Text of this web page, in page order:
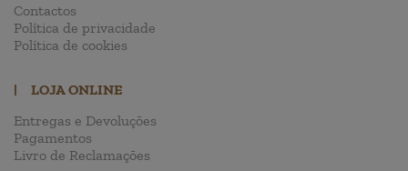
Contactos
Política de privacidade
Política de cookies
|
LOJA ONLINE
Entregas e Devoluções
Pagamentos
Livro de Reclamações